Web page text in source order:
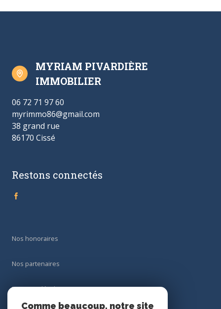
MYRIAM PIVARDIÈRE
IMMOBILIER
06 72 71 97 60
myrimmo86@gmail.com
38 grand rue
86170 Cissé
Restons connectés
Nos honoraires
Nos partenaires
Mentions légales
Comme beaucoup, notre site